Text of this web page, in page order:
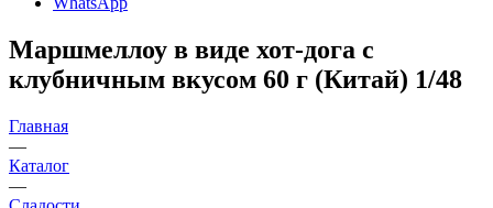
Маршмеллоу в виде хот-дога с
клубничным вкусом 60 г (Китай) 1/48
Главная
—
Каталог
—